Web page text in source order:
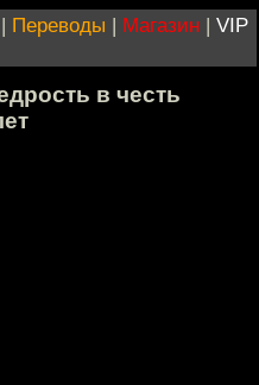
| Переводы | Магазин | VIP
в честь